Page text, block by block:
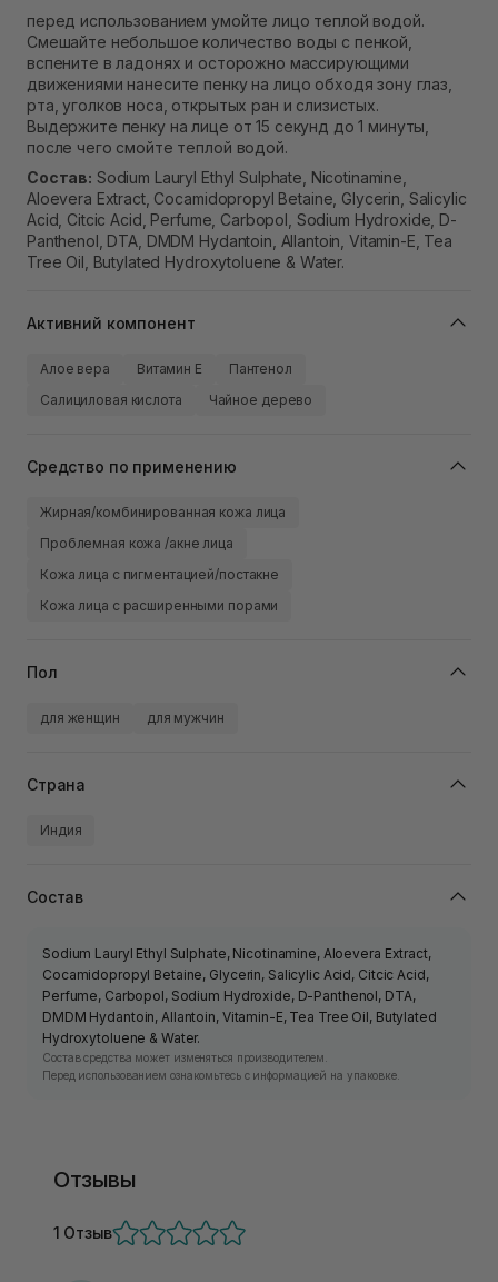
перед использованием умойте лицо теплой водой.
Смешайте небольшое количество воды с пенкой,
вспените в ладонях и осторожно массирующими
движениями нанесите пенку на лицо обходя зону глаз,
рта, уголков носа, открытых ран и слизистых.
Выдержите пенку на лице от 15 секунд до 1 минуты,
после чего смойте теплой водой.
Состав: Sodium Lauryl Ethyl Sulphate, Nicotinamine,
Aloevera Extract, Cocamidopropyl Betaine, Glycerin, Salicylic
Acid, Citcic Acid, Perfume, Carbopol, Sodium Hydroxide, D-
Panthenol, DTA, DMDM Hydantoin, Allantoin, Vitamin-E, Tea
Tree Oil, Butylated Hydroxytoluene & Water.
Активний компонент
Алое вера Витамин Е
Пантенол
Салициловая кислота
Чайное дерево
Средство по применению
Жирная/комбинированная кожа лица
Проблемная кожа /акне лица
Кожа лица с пигментацией/постакне
Кожа лица с расширенными порами
Пол
для женщин для мужчин
Страна
Индия
Состав
Sodium Lauryl Ethyl Sulphate, Nicotinamine, Aloevera Extract,
Cocamidopropyl Betaine, Glycerin, Salicylic Acid, Citcic Acid,
Perfume, Carbopol, Sodium Hydroxide, D-Panthenol, DTA,
DMDM Hydantoin, Allantoin, Vitamin-E, Tea Tree Oil, Butylated
Hydroxytoluene & Water.
Состав средства может изменяться производителем.
Перед использованием ознакомьтесь с информацией на упаковке.
Отзывы
1 Отзыв